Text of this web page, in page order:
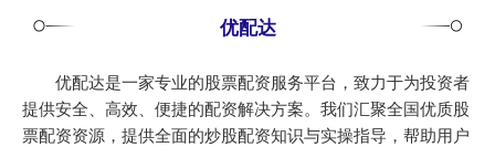
优配达
优配达是一家专业的股票配资服务平台，致力于为投资者
提供安全、高效、便捷的配资解决方案。我们汇聚全国优质股
票配资资源，提供全面的炒股配资知识与实操指导，帮助用户